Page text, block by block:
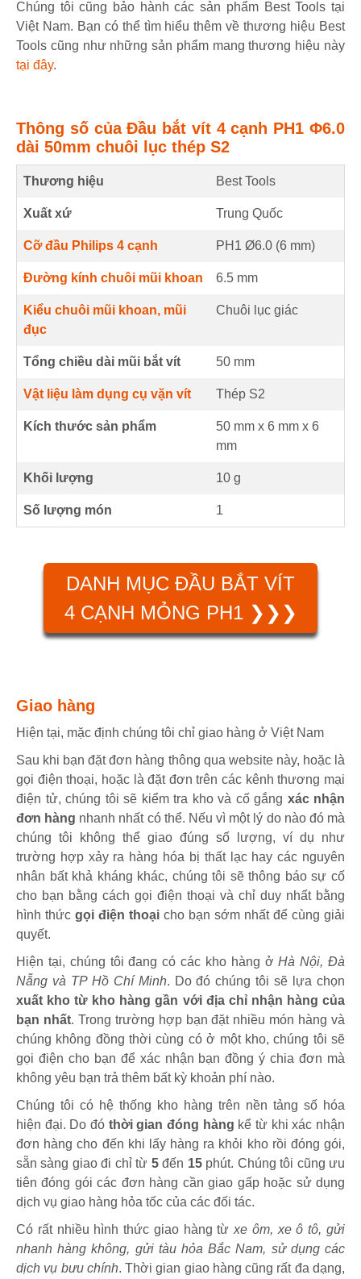
Chúng tôi cũng bảo hành các sản phẩm Best Tools tại
Việt Nam. Bạn có thể tìm hiểu thêm về thương hiệu Best
Tools cũng như những sản phẩm mang thương hiệu này
tại đây.
Thông số của Đầu bắt vít 4 cạnh PH1 Φ6.0
dài 50mm chuôi lục thép S2
Thương hiệu Best Tools
Xuất xứ Trung Quốc
Cỡ đầu Philips 4 cạnh PH1 Ø6.0 (6 mm)
Đường kính chuôi mũi khoan 6.5 mm
Kiểu chuôi mũi khoan, mũi
đục
Chuôi lục giác
Tổng chiều dài mũi bắt vít 50 mm
Vật liệu làm dụng cụ vặn vít Thép S2
Kích thước sản phẩm 50 mm x 6 mm x 6
mm
Khối lượng 10 g
Số lượng món 1
DANH MỤC ĐẦU BẮT VÍT
4 CẠNH MỎNG PH1 ❯❯❯
Giao hàng
Hiện tại, mặc định chúng tôi chỉ giao hàng ở Việt Nam
Sau khi bạn đặt đơn hàng thông qua website này, hoặc là
gọi điện thoại, hoặc là đặt đơn trên các kênh thương mại
điện tử, chúng tôi sẽ kiểm tra kho và cố gắng xác nhận
đơn hàng nhanh nhất có thể. Nếu vì một lý do nào đó mà
chúng tôi không thể giao đúng số lượng, ví dụ như
trường hợp xảy ra hàng hóa bị thất lạc hay các nguyên
nhân bất khả kháng khác, chúng tôi sẽ thông báo sự cố
cho bạn bằng cách gọi điện thoại và chỉ duy nhất bằng
hình thức gọi điện thoại cho bạn sớm nhất để cùng giải
quyết.
Hiện tại, chúng tôi đang có các kho hàng ởHà Nội, Đà
Nẵng và TP Hồ Chí Minh. Do đó chúng tôi sẽ lựa chọn
xuất kho từ kho hàng gần với địa chỉ nhận hàng của
bạn nhất. Trong trường hợp bạn đặt nhiều món hàng và
chúng không đồng thời cùng có ở một kho, chúng tôi sẽ
gọi điện cho bạn để xác nhận bạn đồng ý chia đơn mà
không yêu bạn trả thêm bất kỳ khoản phí nào.
Chúng tôi có hệ thống kho hàng trên nền tảng số hóa
hiện đại. Do đó thời gian đóng hàng kể từ khi xác nhận
đơn hàng cho đến khi lấy hàng ra khỏi kho rồi đóng gói,
sẵn sàng giao đi chỉ từ 5đến 15 phút. Chúng tôi cũng ưu
tiên đóng gói các đơn hàng cần giao gấp hoặc sử dụng
dịch vụ giao hàng hỏa tốc của các đối tác.
Có rất nhiều hình thức giao hàng từxe ôm, xe ô tô, gửi
nhanh hàng không, gửi tàu hỏa Bắc Nam, sử dụng các
dịch vụ bưu chính. Thời gian giao hàng cũng rất đa dạng,